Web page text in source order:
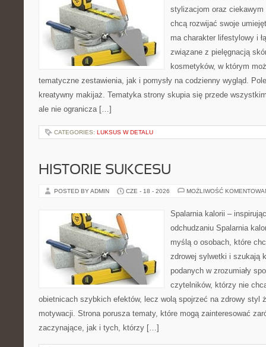
stylizacjom oraz ciekawym
chcą rozwijać swoje
ma charakter lifestylowy i
związane z pielęgnacją
kosmetyków, w którym
tematyczne zestawienia, jak i pomysły na codzienny wygląd.
kreatywny makijaż. Tematyka strony skupia się przede
ale nie ogranicza […]
CATEGORIES: LUKSUS W DETALU
HISTORIE SUKCESU
POSTED BY ADMIN CZE - 18 - 2026 MOŻLIWOŚĆ
Spalarnia kalorii –
odchudzaniu Spalarnia
myślą o osobach, które
zdrowej sylwetki i szukają
podanych w zrozumiały
czytelników, którzy nie
obietnicach szybkich efektów, lecz wolą spojrzeć na zdrowy styl
motywacji. Strona porusza tematy, które mogą zainteresować
zaczynające, jak i tych, którzy […]